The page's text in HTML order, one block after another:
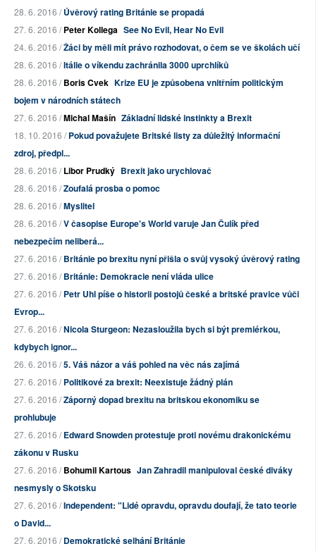
28. 6. 2016 /Úvěrový rating Británie se propadá
27. 6. 2016 /Peter Kollega See No Evil, Hear No Evil
24. 6. 2016 /Žáci by měli mít právo rozhodovat, o čem se ve školách učí
28. 6. 2016 /Itálie o víkendu zachránila 3000 uprchlíků
28. 6. 2016 /Boris Cvek Krize EU je způsobena vnitřním politickým
bojem v národních státech
27. 6. 2016 /Michal Mašín Základní lidské instinkty a Brexit
18. 10. 2016 /Pokud považujete Britské listy za důležitý informační
zdroj, předpl...
28. 6. 2016 /Libor Prudký Brexit jako urychlovač
28. 6. 2016 /Zoufalá prosba o pomoc
28. 6. 2016 /Myslitel
28. 6. 2016 /V časopise Europe's World varuje Jan Čulík před
nebezpečím neliberá...
27. 6. 2016 /Británie po brexitu nyní přišla o svůj vysoký úvěrový rating
27. 6. 2016 /Británie: Demokracie není vláda ulice
27. 6. 2016 /Petr Uhl píše o historii postojů české a britské pravice vůči
Evrop...
27. 6. 2016 /Nicola Sturgeon: Nezasloužila bych si být premiérkou,
kdybych ignor...
26. 6. 2016 /5. Váš názor a váš pohled na věc nás zajímá
27. 6. 2016 /Politikové za brexit: Neexistuje žádný plán
27. 6. 2016 /Záporný dopad brexitu na britskou ekonomiku se
prohlubuje
27. 6. 2016 /Edward Snowden protestuje proti novému drakonickému
zákonu v Rusku
27. 6. 2016 /Bohumil Kartous Jan Zahradil manipuloval české diváky
nesmysly o Skotsku
27. 6. 2016 /Independent: "Lidé opravdu, opravdu doufají, že tato teorie
o David...
27. 6. 2016 /Demokratické selhání Británie